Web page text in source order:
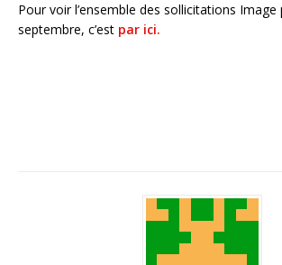
Pour voir l’ensemble des sollicitations
septembre, c’est par ici.